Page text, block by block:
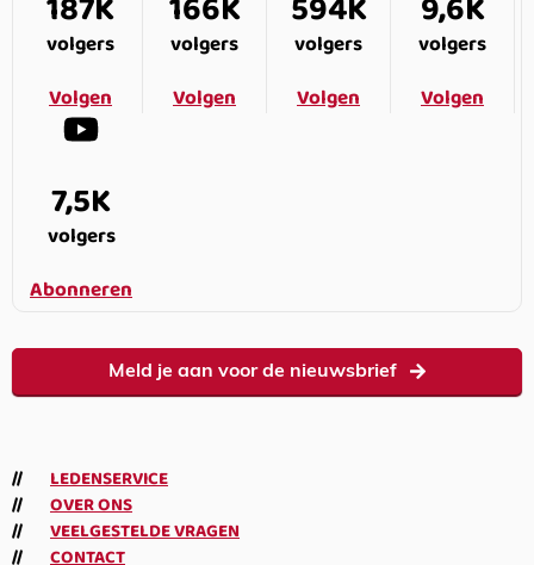
volgers
Volgen
volgers
Volgen
volgers
Volgen
volgers
Volgen
7,5K
volgers
Abonneren
Meld je aan voor de nieuwsbrief
LEDENSERVICE
OVER ONS
VEELGESTELDE VRAGEN
CONTACT